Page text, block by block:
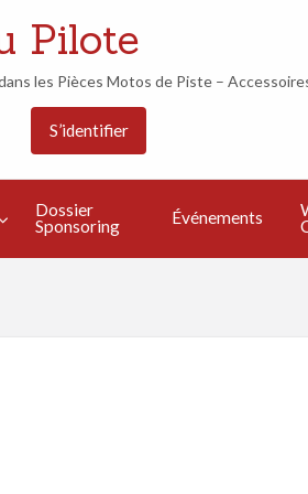
Week-
End de
Courses
Pilote
les Pièces Motos de Piste –
S’identifier
Dossier
Sponsoring
Événements